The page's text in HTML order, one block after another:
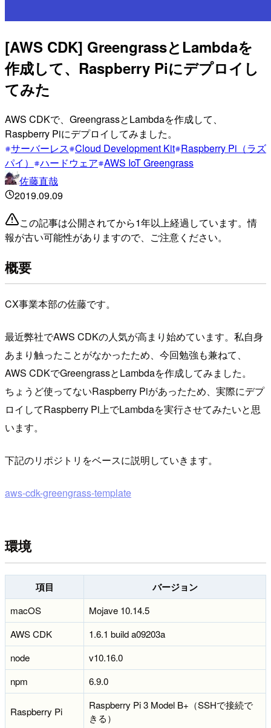
[AWS CDK] GreengrassとLambdaを
作成して、Raspberry Piにデプロイし
てみた
AWS CDKで、GreengrassとLambdaを作成して、
Raspberry Piにデプロイしてみました。
サーバーレス Cloud Development Kit Raspberry Pi（ラズ
パイ）
ハードウェア AWS IoT Greengrass
佐藤直哉
2019.09.09
この記事は公開されてから1年以上経過しています。情
報が古い可能性がありますので、ご注意ください。
概要
CX事業本部の佐藤です。
最近弊社でAWS CDKの人気が高まり始めています。私自身
あまり触ったことがなかったため、今回勉強も兼ねて、
AWS CDKでGreengrassとLambdaを作成してみました。
ちょうど使ってないRaspberry Piがあったため、実際にデプ
ロイしてRaspberry Pi上でLambdaを実行させてみたいと思
います。
下記のリポジトリをベースに説明していきます。
aws-cdk-greengrass-template
環境
項目 バージョン
macOS
Mojave 10.14.5
AWS CDK
1.6.1 build a09203a
node
v10.16.0
npm
6.9.0
Raspberry Pi
Raspberry Pi 3 Model B+（SSHで接続で
きる）